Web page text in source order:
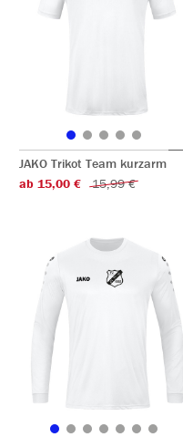
JAKO Trikot Team kurzarm
ab 15,00 €
15,99 €